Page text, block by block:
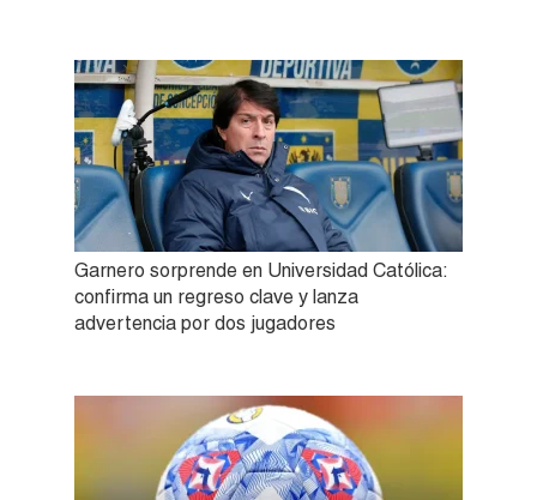
Garnero sorprende en Universidad Católica:
confirma un regreso clave y lanza
advertencia por dos jugadores